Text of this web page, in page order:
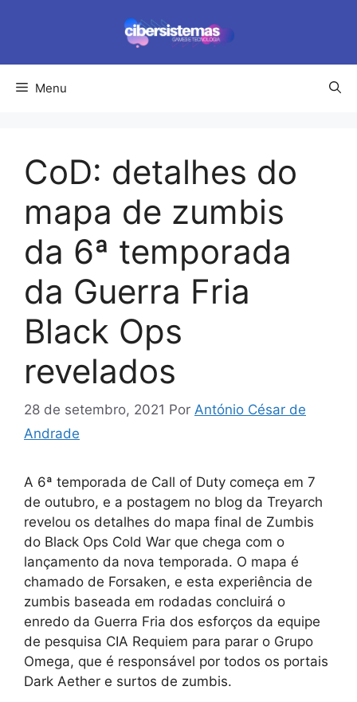
conteúdo
Menu
CoD: detalhes do
mapa de zumbis
da 6ª temporada
da Guerra Fria
Black Ops
revelados
28 de setembro, 2021 Por António César de
Andrade
A 6ª temporada de Call of Duty começa em 7
de outubro, e a postagem no blog da Treyarch
revelou os detalhes do mapa final de Zumbis
do Black Ops Cold War que chega com o
lançamento da nova temporada. O mapa é
chamado de Forsaken, e esta experiência de
zumbis baseada em rodadas concluirá o
enredo da Guerra Fria dos esforços da equipe
de pesquisa CIA Requiem para parar o Grupo
Omega, que é responsável por todos os portais
Dark Aether e surtos de zumbis.